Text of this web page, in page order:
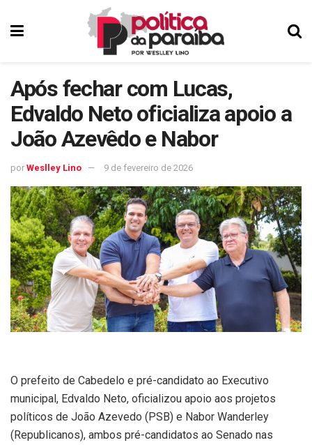
Após fechar com Lucas,
Edvaldo Neto oficializa apoio a
João Azevêdo e Nabor
por Weslley Lino 9 de fevereiro de 2026
O prefeito de Cabedelo e pré-candidato ao Executivo
municipal, Edvaldo Neto, oficializou apoio aos projetos
políticos de João Azevedo (PSB) e Nabor Wanderley
(Republicanos), ambos pré-candidatos ao Senado nas